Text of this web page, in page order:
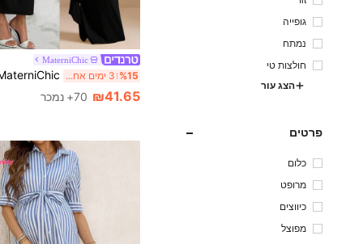
גופייה
נמתח
חולצות טי
הצג עור
פרטים
כלום
מרופט
כיווצים
מפוצל
MaterniChic
%15 3 ימים אחרונים
₪41.65 70+ נמכר